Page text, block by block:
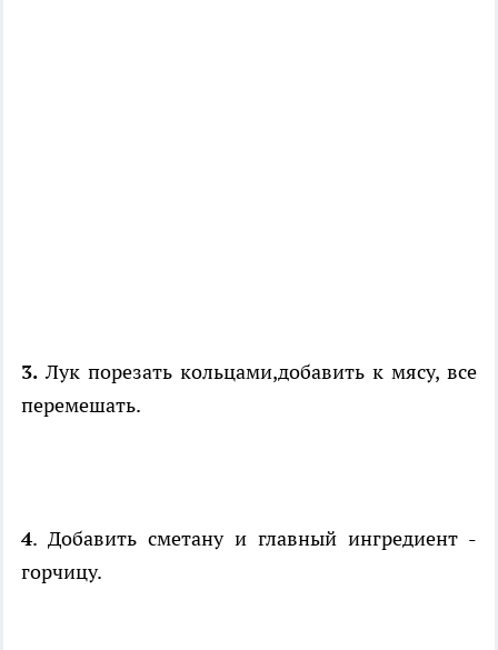
3. Лук порезать кольцами,добавить к мясу, все
перемешать.
4. Добавить сметану и главный ингредиент -
горчицу.